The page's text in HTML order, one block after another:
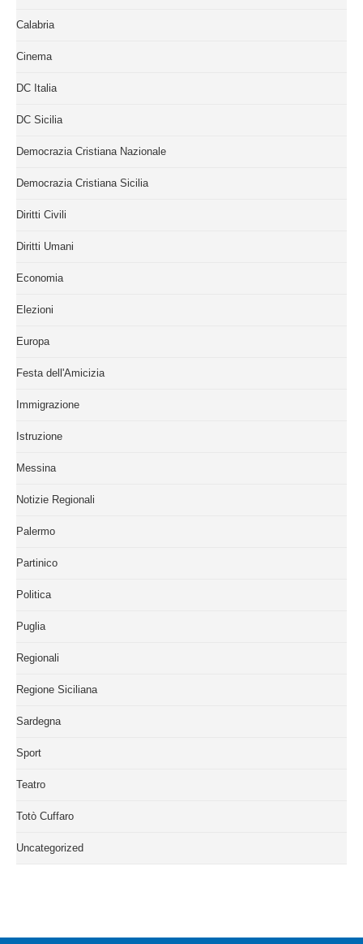
Calabria
Cinema
DC Italia
DC Sicilia
Democrazia Cristiana Nazionale
Democrazia Cristiana Sicilia
Diritti Civili
Diritti Umani
Economia
Elezioni
Europa
Festa dell'Amicizia
Immigrazione
Istruzione
Messina
Notizie Regionali
Palermo
Partinico
Politica
Puglia
Regionali
Regione Siciliana
Sardegna
Sport
Teatro
Totò Cuffaro
Uncategorized